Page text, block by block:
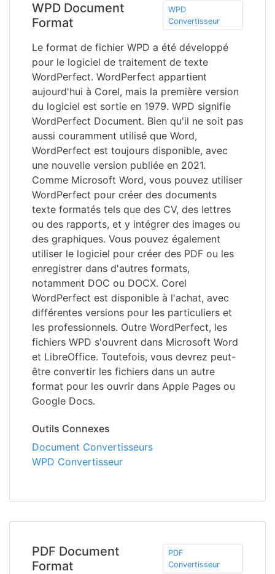
WPD Document
Format
WPD
Convertisseur
Le format de fichier WPD a été développé
pour le logiciel de traitement de texte
WordPerfect. WordPerfect appartient
aujourd'hui à Corel, mais la première version
du logiciel est sortie en 1979. WPD signifie
WordPerfect Document. Bien qu'il ne soit pas
aussi couramment utilisé que Word,
WordPerfect est toujours disponible, avec
une nouvelle version publiée en 2021.
Comme Microsoft Word, vous pouvez utiliser
WordPerfect pour créer des documents
texte formatés tels que des CV, des lettres
ou des rapports, et y intégrer des images ou
des graphiques. Vous pouvez également
utiliser le logiciel pour créer des PDF ou les
enregistrer dans d'autres formats,
notamment DOC ou DOCX. Corel
WordPerfect est disponible à l'achat, avec
différentes versions pour les particuliers et
les professionnels. Outre WordPerfect, les
fichiers WPD s'ouvrent dans Microsoft Word
et LibreOffice. Toutefois, vous devrez peut-
être convertir les fichiers dans un autre
format pour les ouvrir dans Apple Pages ou
Google Docs.
Outils Connexes
Document Convertisseurs
WPD Convertisseur
PDF Document
Format
PDF
Convertisseur